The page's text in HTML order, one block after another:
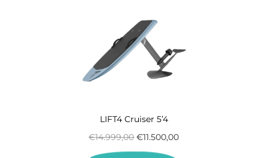
LIFT4 Cruiser 5’4
€14.999,00 €11.500,00